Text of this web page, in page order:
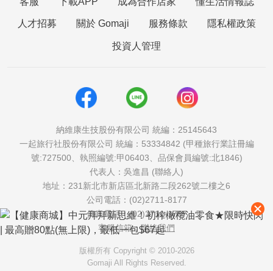
人才招募 關於 Gomaji 服務條款 隱私權政策
投資人管理
納維康生技股份有限公司 統編：25145643
一起旅行社股份有限公司 統編：53334842 (甲種旅行業註冊編
號:727500、執照編號:甲06403、品保會員編號:北1846)
代表人：吳進昌 (聯絡人)
地址：231新北市新店區北新路二段262號二樓之6
公司電話：(02)2711-8177
傳真電話：(02)2711-1757
客服信箱：聯絡我們
版權所有 Copyright © 2010-2026
Gomaji All Rights Reserved.